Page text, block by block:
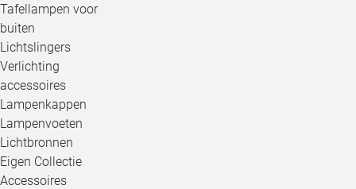
Tafellampen voor
buiten
Lichtslingers
Verlichting
accessoires
Lampenkappen
Lampenvoeten
Lichtbronnen
Eigen Collectie
Accessoires